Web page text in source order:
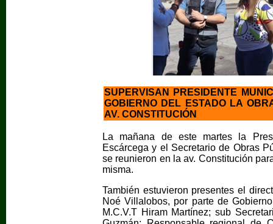
SUPERVISAN PRESIDENTE
GOBIERNO DEL ESTADO LA
AV. CONSTITUCIÓN
La mañana de este martes la
Escárcega y el Secretario de Obras
se reunieron en la av. Constitución
misma.
También estuvieron presentes el
Noé Villalobos, por parte de
M.C.V.T Hiram Martínez; sub